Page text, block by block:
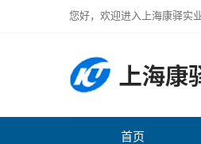
您好，欢迎进入上海康驿实
首页